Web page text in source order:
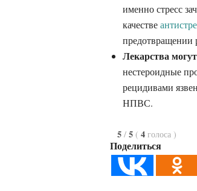
именно стресс
качестве
предотвращении
Лекарства
нестероидные
рецидивами
НПВС.
5 / 5 ( 4 голоса )
Поделиться